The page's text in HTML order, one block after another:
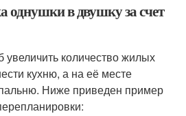
однушки в двушку за счет
количество жилых
кухню, а на её месте
Ниже приведен пример